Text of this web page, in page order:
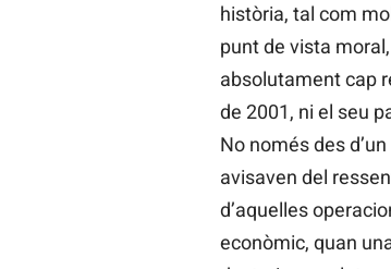
història, tal com
punt de vista
absolutament cap
de 2001, ni el seu
No només des
avisaven del
d’aquelles
econòmic, quan